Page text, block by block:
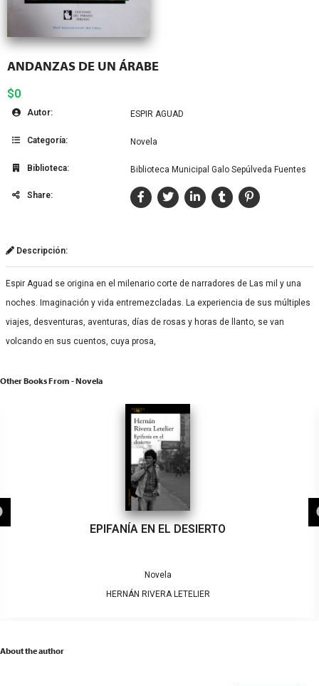
ANDANZAS DE UN ÁRABE
$0
Autor: ESPIR AGUAD
Categoría: Novela
Biblioteca: Biblioteca Municipal Galo Sepúlveda Fuentes
Share:
Descripción:
Espir Aguad se origina en el milenario corte de narradores de Las mil y una
noches. Imaginación y vida entremezcladas. La experiencia de sus múltiples
viajes, desventuras, aventuras, días de rosas y horas de llanto, se van
volcando en sus cuentos, cuya prosa,
Other Books From - Novela
EPIFANÍA EN EL DESIERTO
Novela
HERNÁN RIVERA LETELIER
About the author